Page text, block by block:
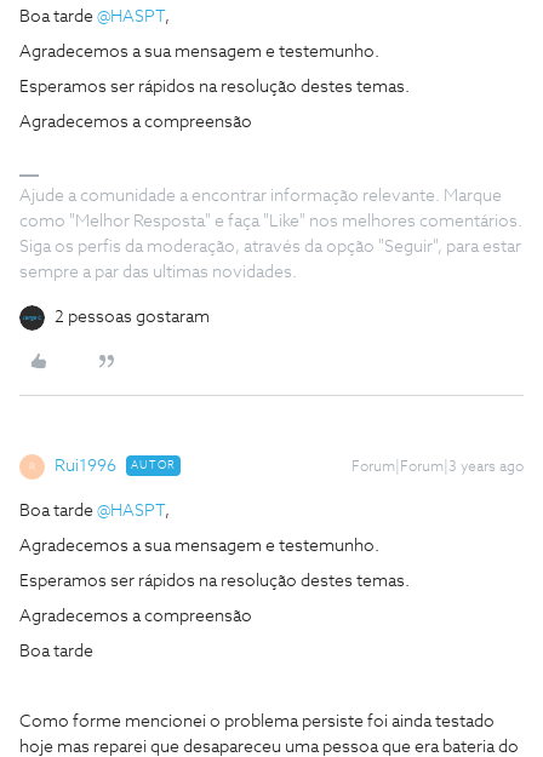
Boa tarde @HASPT ,
Agradecemos a sua mensagem e testemunho.
Esperamos ser rápidos na resolução destes temas.
Agradecemos a compreensão
Ajude a comunidade a encontrar informação relevante. Marque
como "Melhor Resposta" e faça "Like" nos melhores comentários.
Siga os perfis da moderação, através da opção "Seguir", para estar
sempre a par das ultimas novidades.
2 pessoas gostaram
R Rui1996 AUTOR Forum|Forum|3 years ago
Boa tarde @HASPT ,
Agradecemos a sua mensagem e testemunho.
Esperamos ser rápidos na resolução destes temas.
Agradecemos a compreensão
Boa tarde
Como forme mencionei o problema persiste foi ainda testado
hoje mas reparei que desapareceu uma pessoa que era bateria do